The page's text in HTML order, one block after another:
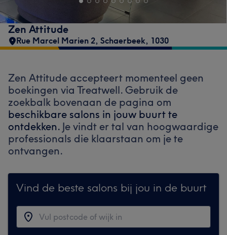
Zen Attitude
Rue Marcel Marien 2, Schaerbeek, 1030
Zen Attitude accepteert momenteel geen
boekingen via Treatwell. Gebruik de
zoekbalk bovenaan de pagina om
beschikbare salons in jouw buurt te
ontdekken. Je vindt er tal van hoogwaardige
professionals die klaarstaan om je te
ontvangen.
Vind de beste salons bij jou in de buurt